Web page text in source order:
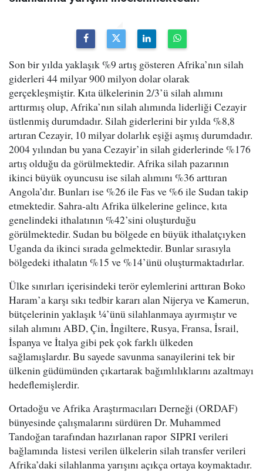
Son bir yılda yaklaşık %9 artış gösteren Afrika’nın silah
giderleri 44 milyar 900 milyon dolar olarak
gerçekleşmiştir. Kıta ülkelerinin 2/3’ü silah alımını
arttırmış olup, Afrika’nın silah alımında liderliği Cezayir
üstlenmiş durumdadır. Silah giderlerini bir yılda %8,8
artıran Cezayir, 10 milyar dolarlık eşiği aşmış durumdadır.
2004 yılından bu yana Cezayir’in silah giderlerinde %176
artış olduğu da görülmektedir. Afrika silah pazarının
ikinci büyük oyuncusu ise silah alımını %36 arttıran
Angola’dır. Bunları ise %26 ile Fas ve %6 ile Sudan takip
etmektedir. Sahra-altı Afrika ülkelerine gelince, kıta
genelindeki ithalatının %42’sini oluşturduğu
görülmektedir. Sudan bu bölgede en büyük ithalatçıyken
Uganda da ikinci sırada gelmektedir. Bunlar sırasıyla
bölgedeki ithalatın %15 ve %14’ünü oluşturmaktadırlar.
Ülke sınırları içerisindeki terör eylemlerini arttıran Boko
Haram’a karşı sıkı tedbir kararı alan Nijerya ve Kamerun,
bütçelerinin yaklaşık 1⁄4’ünü silahlanmaya ayırmıştır ve
silah alımını ABD, Çin, İngiltere, Rusya, Fransa, İsrail,
İspanya ve İtalya gibi pek çok farklı ülkeden
sağlamışlardır. Bu sayede savunma sanayilerini tek bir
ülkenin güdümünden çıkartarak bağımlılıklarını azaltmayı
hedeflemişlerdir.
Ortadoğu ve Afrika Araştırmacıları Derneği (ORDAF)
bünyesinde çalışmalarını sürdüren Dr. Muhammed
Tandoğan tarafından hazırlanan rapor SIPRI verileri
bağlamında listesi verilen ülkelerin silah transfer verileri
Afrika’daki silahlanma yarışını açıkça ortaya koymaktadır.